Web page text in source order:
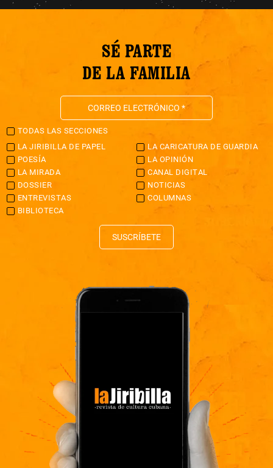
SÉ PARTE
DE LA FAMILIA
TODAS LAS SECCIONES
LA JIRIBILLA DE PAPEL
LA CARICATURA DE GUARDIA
POESÍA
LA OPINIÓN
LA MIRADA
CANAL DIGITAL
DOSSIER
NOTICIAS
ENTREVISTAS
COLUMNAS
BIBLIOTECA
SUSCRÍBETE